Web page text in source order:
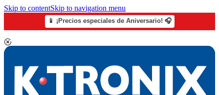
Skip to contentSkip to navigation menu
📱 ¡Precios especiales de Aniversario! 🎧